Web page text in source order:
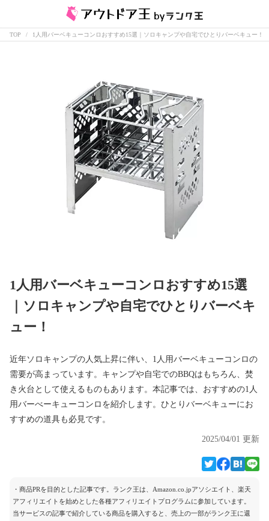
TOP 1人用バーベキューコンロおすすめ15選｜ソロキャンプや自宅でひとりバーベキュー！
1人用バーベキューコンロおすすめ15選
｜ソロキャンプや自宅でひとりバーベキ
ュー！
近年ソロキャンプの人気上昇に伴い、1人用バーベキューコンロの
需要が高まっています。キャンプや自宅でのBBQはもちろん、焚
き火台として使えるものもあります。本記事では、おすすめの1人
用バーべーキューコンロを紹介します。ひとりバーベキューにお
すすめの道具も必見です。
2025/04/01 更新
・商品PRを目的とした記事です。ランク王は、Amazon.co.jpアソシエイト、楽天
アフィリエイトを始めとした各種アフィリエイトプログラムに参加しています。
当サービスの記事で紹介している商品を購入すると、売上の一部がランク王に還